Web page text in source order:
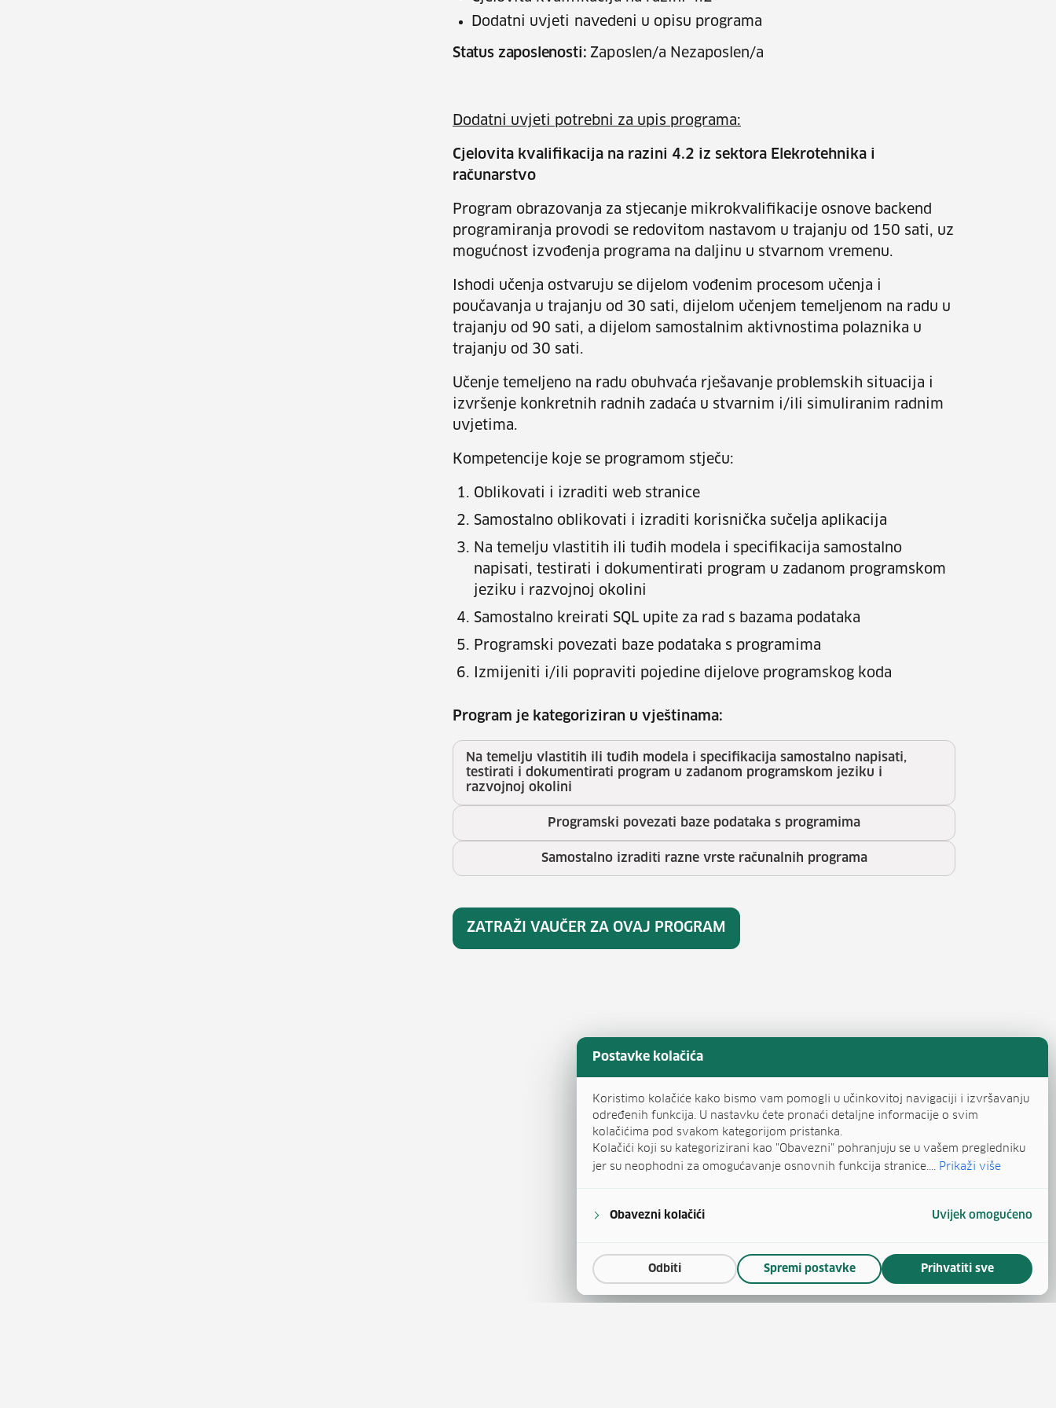
Postavke kolačića
Koristimo kolačiće kako bismo vam pomogli u učinkovitoj navigaciji i izvršavanju
određenih funkcija. U nastavku ćete pronaći detaljne informacije o svim
kolačićima pod svakom kategorijom pristanka.
Kolačići koji su kategorizirani kao "Obavezni" pohranjuju se u vašem pregledniku
jer su neophodni za omogućavanje osnovnih funkcija stranice.... Prikaži više
Obavezni kolačići Uvijek omogućeno
Odbiti Spremi postavke Prihvatiti sve
Dodatni uvjeti navedeni u opisu programa
Status zaposlenosti: Zaposlen/a Nezaposlen/a
Dodatni uvjeti potrebni za upis programa:
Cjelovita kvalifikacija na razini 4.2 iz sektora Elekrotehnika i
računarstvo
Program obrazovanja za stjecanje mikrokvalifikacije osnove backend
programiranja provodi se redovitom nastavom u trajanju od 150 sati, uz
mogućnost izvođenja programa na daljinu u stvarnom vremenu.
Ishodi učenja ostvaruju se dijelom vođenim procesom učenja i
poučavanja u trajanju od 30 sati, dijelom učenjem temeljenom na radu u
trajanju od 90 sati, a dijelom samostalnim aktivnostima polaznika u
trajanju od 30 sati.
Učenje temeljeno na radu obuhvaća rješavanje problemskih situacija i
izvršenje konkretnih radnih zadaća u stvarnim i/ili simuliranim radnim
uvjetima.
Kompetencije koje se programom stječu:
Oblikovati i izraditi web stranice
Samostalno oblikovati i izraditi korisnička sučelja aplikacija
Na temelju vlastitih ili tuđih modela i specifikacija samostalno
napisati, testirati i dokumentirati program u zadanom programskom
jeziku i razvojnoj okolini
Samostalno kreirati SQL upite za rad s bazama podataka
Programski povezati baze podataka s programima
Izmijeniti i/ili popraviti pojedine dijelove programskog koda
Program je kategoriziran u vještinama:
Na temelju vlastitih ili tuđih modela i specifikacija samostalno napisati,
testirati i dokumentirati program u zadanom programskom jeziku i
razvojnoj okolini
Programski povezati baze podataka s programima
Samostalno izraditi razne vrste računalnih programa
ZATRAŽI VAUČER ZA OVAJ PROGRAM